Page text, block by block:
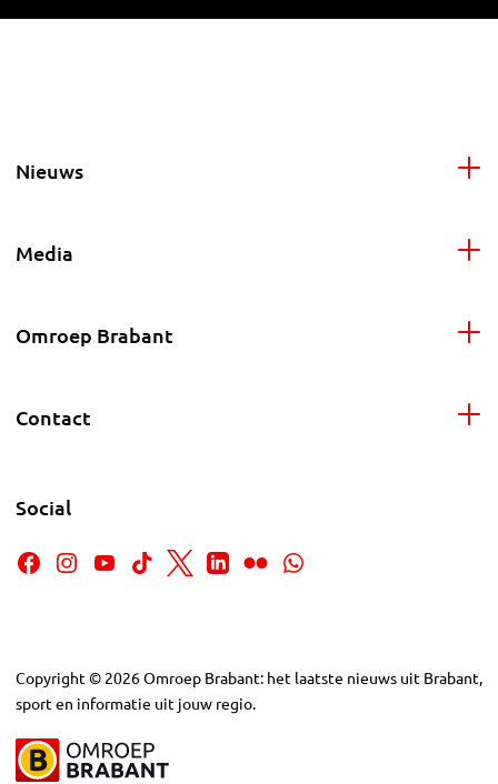
Nieuws
Media
Omroep Brabant
Contact
Social
Copyright © 2026Omroep Brabant: het laatste nieuws uit Brabant,
sport en informatie uit jouw regio.